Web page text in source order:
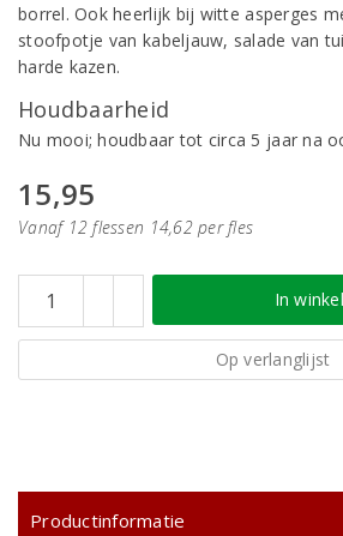
borrel. Ook heerlijk bij witte asperges
stoofpotje van kabeljauw, salade van
harde kazen.
Houdbaarheid
Nu mooi; houdbaar tot circa 5 jaar na
15,95
Vanaf 12 flessen 14,62 per fles
In
Op verlanglijst
Productinformatie